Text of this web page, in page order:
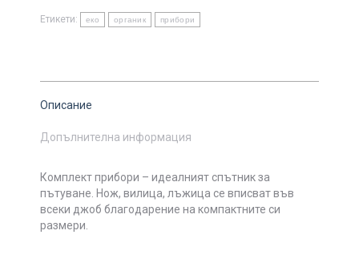
Етикети: еко органик прибори
Описание
Допълнителна информация
Комплект прибори – идеалният спътник за
пътуване. Нож, вилица, лъжица се вписват във
всеки джоб благодарение на компактните си
размери.